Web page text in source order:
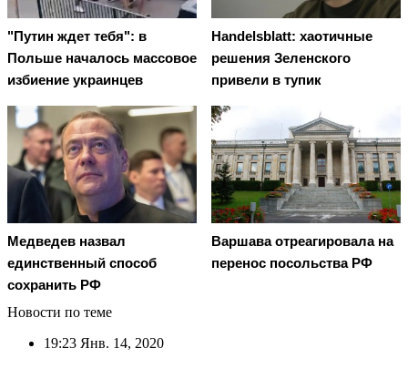
"Путин ждет тебя": в
Польше началось массовое
избиение украинцев
Handelsblatt: хаотичные
решения Зеленского
привели в тупик
Медведев назвал
единственный способ
сохранить РФ
Варшава отреагировала на
перенос посольства РФ
Новости по теме
19:23 Янв. 14, 2020